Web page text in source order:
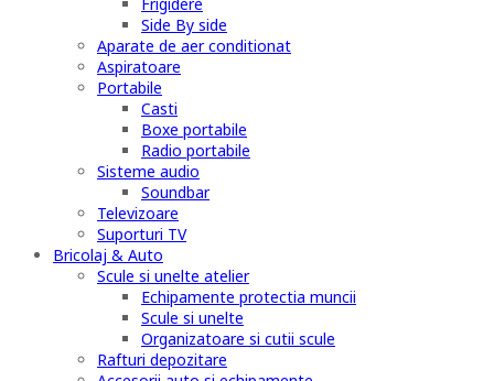
Side By side
Aparate de aer conditionat
Aspiratoare
Portabile
Casti
Boxe portabile
Radio portabile
Sisteme audio
Soundbar
Televizoare
Suporturi TV
Bricolaj & Auto
Scule si unelte atelier
Echipamente protectia muncii
Scule si unelte
Organizatoare si cutii scule
Rafturi depozitare